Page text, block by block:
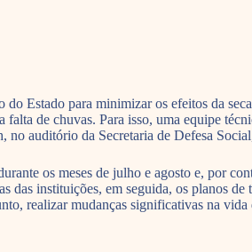
Estado para minimizar os efeitos da
de chuvas. Para isso, uma equipe
no auditório da Secretaria de Defesa
os meses de julho e agosto e, por
das instituições, em seguida, os planos
realizar mudanças significativas na vida